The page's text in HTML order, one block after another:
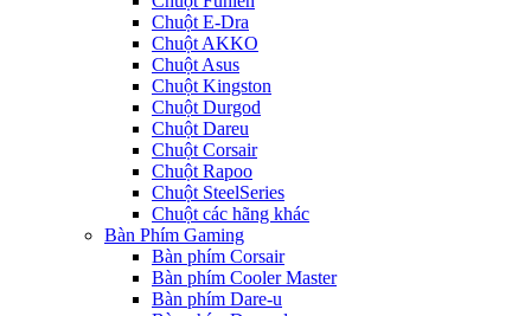
Chuột E-Dra
Chuột AKKO
Chuột Asus
Chuột Kingston
Chuột Durgod
Chuột Dareu
Chuột Corsair
Chuột Rapoo
Chuột SteelSeries
Chuột các hãng khác
Bàn Phím Gaming
Bàn phím Corsair
Bàn phím Cooler Master
Bàn phím Dare-u